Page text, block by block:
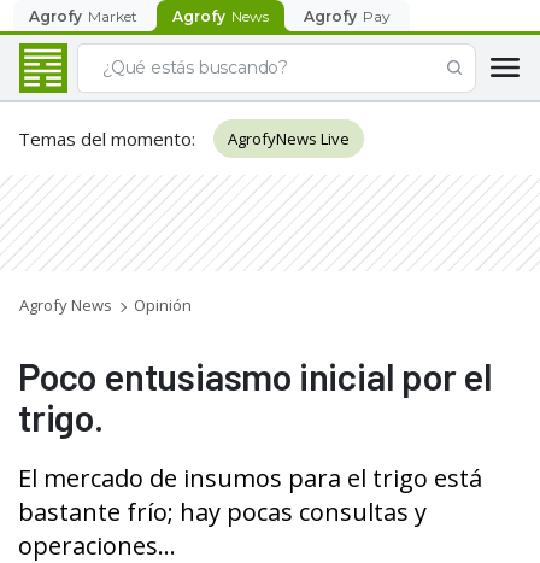
Agrofy Market Agrofy News Agrofy Pay
Temas del momento: AgrofyNews Live
Agrofy News Opinión
Poco entusiasmo inicial por el
trigo.
El mercado de insumos para el trigo está
bastante frío; hay pocas consultas y
operaciones...